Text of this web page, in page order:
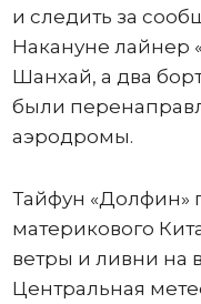
и следить за
Накануне лайнер
Шанхай, а два
были
аэродромы.
Тайфун «Долфин»
материкового
ветры и ливни на
Центральная